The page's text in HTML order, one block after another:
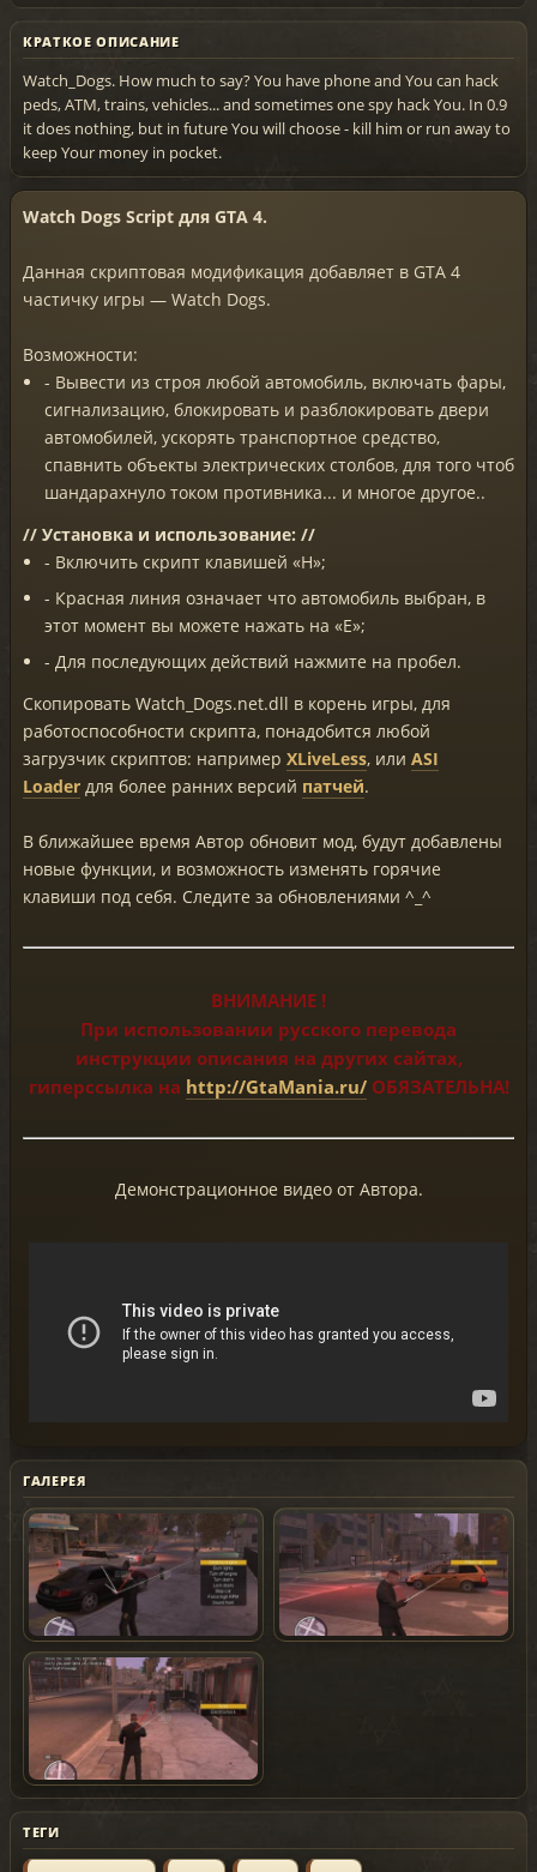
КРАТКОЕ ОПИСАНИЕ
Watch_Dogs. How much to say? You have phone and You can hack
peds, ATM, trains, vehicles... and sometimes one spy hack You. In 0.9
it does nothing, but in future You will choose - kill him or run away to
keep Your money in pocket.
Watch Dogs Script для GTA 4.
Данная скриптовая модификация добавляет в GTA 4
частичку игры — Watch Dogs.
Возможности:
- Вывести из строя любой автомобиль, включать фары,
сигнализацию, блокировать и разблокировать двери
автомобилей, ускорять транспортное средство,
спавнить объекты электрических столбов, для того чтоб
шандарахнуло током противника... и многое другое..
// Установка и использование: //
- Включить скрипт клавишей «H»;
- Красная линия означает что автомобиль выбран, в
этот момент вы можете нажать на «E»;
- Для последующих действий нажмите на пробел.
Скопировать Watch_Dogs.net.dll в корень игры, для
работоспособности скрипта, понадобится любой
загрузчик скриптов: например XLiveLess, или ASI
Loader для более ранних версий патчей.
В ближайшее время Автор обновит мод, будут добавлены
новые функции, и возможность изменять горячие
клавиши под себя. Следите за обновлениями ^_^
ВНИМАНИЕ !
При использовании русского перевода
инструкции описания на других сайтах,
гиперссылка на http://GtaMania.ru/ОБЯЗАТЕЛЬНА!
Демонстрационное видео от Автора.
ГАЛЕРЕЯ
ТЕГИ